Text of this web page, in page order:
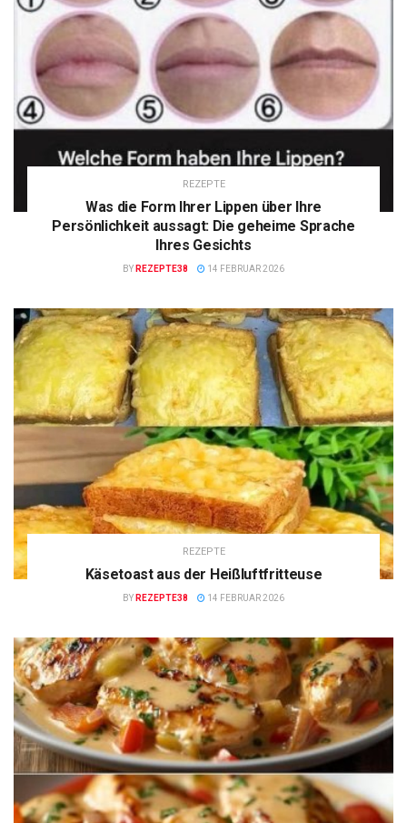
REZEPTE
Was die Form Ihrer Lippen über Ihre
Persönlichkeit aussagt: Die geheime Sprache
Ihres Gesichts
BY REZEPTE38 14 FEBRUAR 2026
REZEPTE
Käsetoast aus der Heißluftfritteuse
BY REZEPTE38 14 FEBRUAR 2026